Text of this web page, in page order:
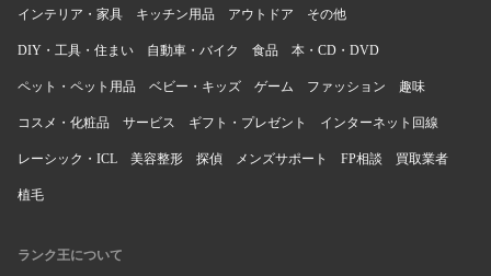
インテリア・家具 キッチン用品 アウトドア その他
DIY・工具・住まい 自動車・バイク 食品 本・CD・DVD
ペット・ペット用品 ベビー・キッズ ゲーム ファッション 趣味
コスメ・化粧品 サービス ギフト・プレゼント インターネット回線
レーシック・ICL 美容整形 探偵 メンズサポート FP相談 買取業者
植毛
ランク王について